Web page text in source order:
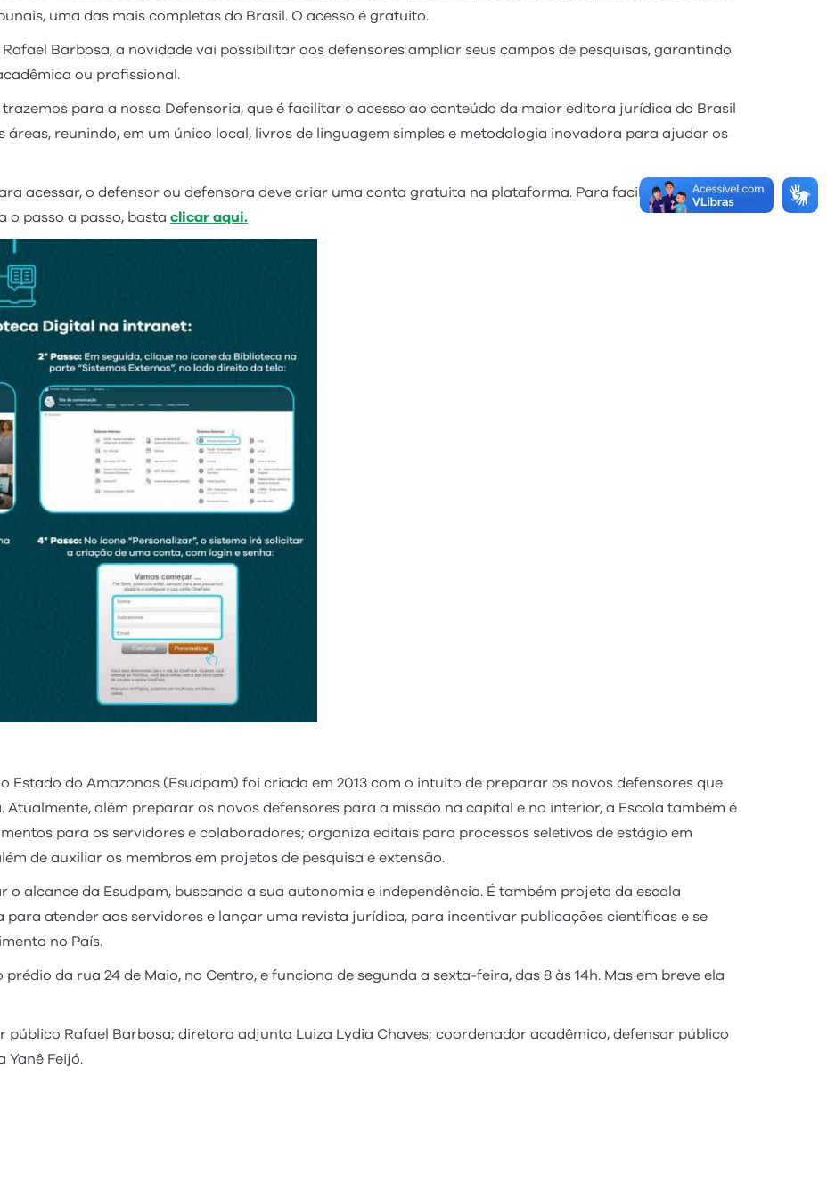
uma das mais completas do Brasil. O acesso é gratuito.
Barbosa, a novidade vai possibilitar aos defensores ampliar seus campos de pesquisas, garantindo
ou profissional.
para a nossa Defensoria, que é facilitar o acesso ao conteúdo da maior editora jurídica do Brasil
áreas, reunindo, em um único local, livros de linguagem simples e metodologia inovadora para ajudar os
acessar, o defensor ou defensora deve criar uma conta gratuita na plataforma. Para facilitar o acesso, a
o passo a passo, basta clicar aqui.
Estado do Amazonas (Esudpam) foi criada em 2013 com o intuito de preparar os novos defensores que
Atualmente, além preparar os novos defensores para a missão na capital e no interior, a Escola também é
para os servidores e colaboradores; organiza editais para processos seletivos de estágio em
de auxiliar os membros em projetos de pesquisa e extensão.
o alcance da Esudpam, buscando a sua autonomia e independência. É também projeto da escola
atender aos servidores e lançar uma revista jurídica, para incentivar publicações científicas e se
no País.
da rua 24 de Maio, no Centro, e funciona de segunda a sexta-feira, das 8 às 14h. Mas em breve ela
público Rafael Barbosa; diretora adjunta Luiza Lydia Chaves; coordenador acadêmico, defensor público
Yanê Feijó.